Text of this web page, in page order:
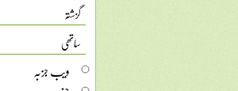
گزشتہ
ساتھی
ویب جزبہ